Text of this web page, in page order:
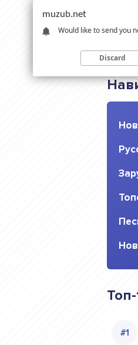
muzub.net
Would like to send you
Discard